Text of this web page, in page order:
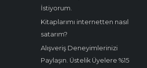
İstiyorum.
Kitaplarımı internetten nasıl
satarım?
Alışveriş Deneyimlerinizi
Paylaşın. Üstelik Üyelere %15